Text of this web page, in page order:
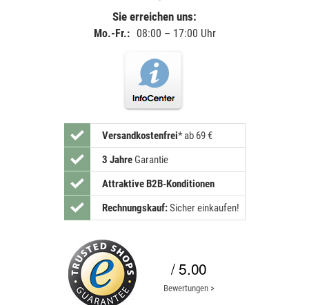
Sie erreichen uns:
Mo.-Fr.: 08:00 – 17:00 Uhr
Versandkostenfrei* ab 69 €
3 JahreGarantie
Attraktive B2B-Konditionen
Rechnungskauf:Sicher einkaufen!
/ 5.00
Bewertungen >